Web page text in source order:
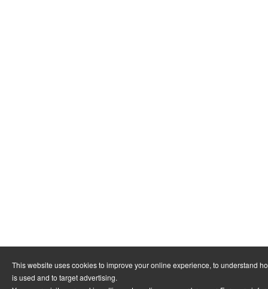
This website uses cookies to improve your online experience, to understand
is used and to target advertising.